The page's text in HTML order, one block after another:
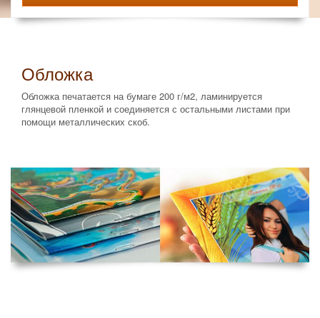
Обложка
Обложка печатается на бумаге 200 г/м2, ламинируется
глянцевой пленкой и соединяется с остальными листами при
помощи металлических скоб.